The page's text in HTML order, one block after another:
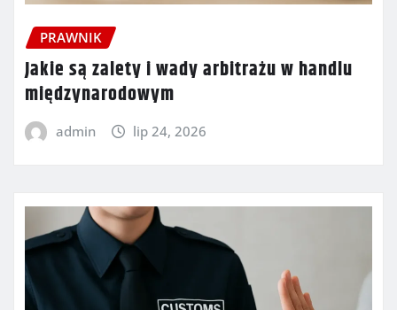
PRAWNIK
Jakie są zalety i wady arbitrażu w handlu
międzynarodowym
admin lip 24, 2026